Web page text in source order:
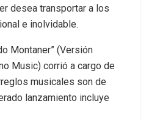
desea transportar a los
e inolvidable.
Montaner” (Versión
Music) corrió a cargo de
musicales son de
lanzamiento incluye